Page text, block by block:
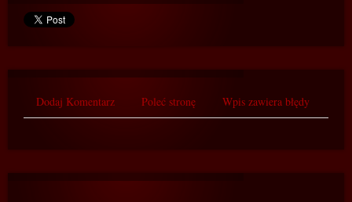
Dodaj Komentarz Poleć stronę Wpis zawiera błędy